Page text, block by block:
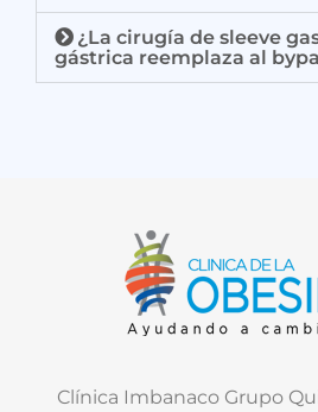
¿La cirugía de sleeve
gástrica reemplaza al
Clínica Imbanaco Grupo